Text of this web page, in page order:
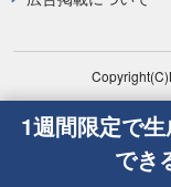
1週間限定で
でき